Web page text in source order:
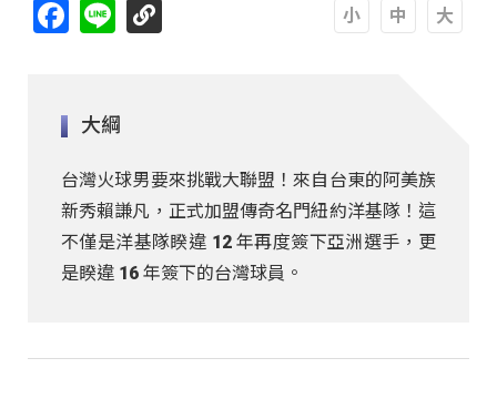
Facebook
Line
大綱
台灣火球男要來挑戰大聯盟！來自台東的阿美族
新秀賴謙凡，正式加盟傳奇名門紐約洋基隊！這
不僅是洋基隊睽違 12 年再度簽下亞洲選手，更
是睽違 16 年簽下的台灣球員。